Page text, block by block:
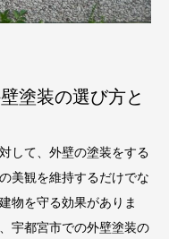
塗装の選び方と
して、外壁の塗装をする
美観を維持するだけでな
物を守る効果がありま
宇都宮市での外壁塗装の